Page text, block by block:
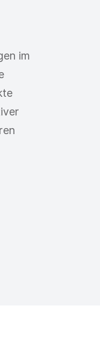
im